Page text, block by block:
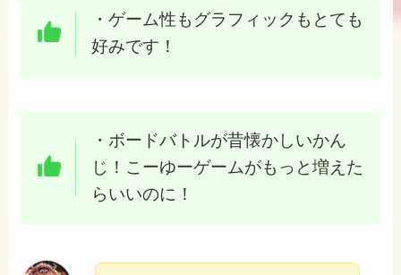
・ゲーム性もグラフィックもとても
好みです！
・ボードバトルが昔懐かしいかん
じ！こーゆーゲームがもっと増えた
らいいのに！